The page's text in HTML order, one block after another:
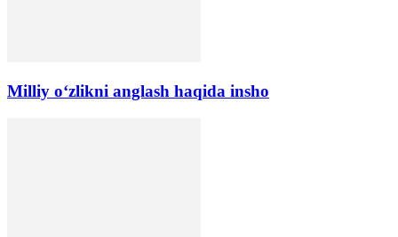
Milliy o‘zlikni anglash haqida insho